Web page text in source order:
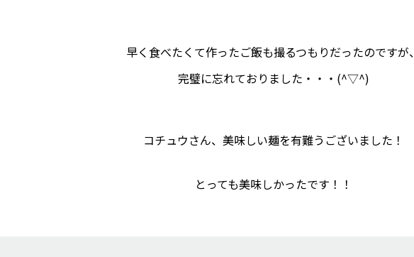
早く食べたくて作ったご飯も撮るつもりだったのですが、
完璧に忘れておりました・・・(^▽^)
コチュウさん、美味しい麺を有難うございました！
とっても美味しかったです！！